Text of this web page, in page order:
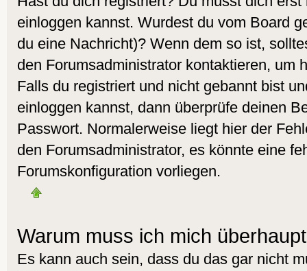
einloggen kannst. Wurdest du vom Board
du eine Nachricht)? Wenn dem so ist,
den Forumsadministrator kontaktieren, um
Falls du registriert und nicht gebannt bist
einloggen kannst, dann überprüfe deinen
Passwort. Normalerweise liegt hier der
den Forumsadministrator, es könnte eine
Forumskonfiguration vorliegen.
Warum muss ich mich
Es kann auch sein, dass du das gar nicht